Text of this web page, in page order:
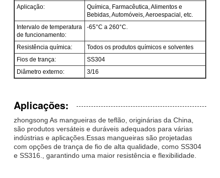
Aplicação:
Química, Farmacêutica, Alimentos e
Bebidas, Automóveis, Aeroespacial, etc.
Intervalo de temperatura
de funcionamento:
-65°C a 260°C.
Resistência química:
Todos os produtos químicos e solventes
Fios de trança:
SS304
Diâmetro externo:
3/16
Aplicações:
zhongsong As mangueiras de teflão, originárias da China,
são produtos versáteis e duráveis adequados para várias
indústrias e aplicações.Essas mangueiras são projetadas
com opções de trança de fio de alta qualidade, como SS304
e SS316., garantindo uma maior resistência e flexibilidade.